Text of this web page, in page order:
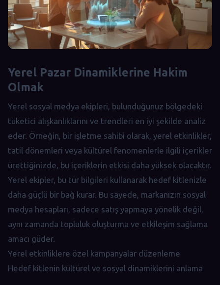
Yerel Pazar Dinamiklerine Hakim
Olmak
Yerel sosyal medya ekipleri, bulunduğunuz bölgedeki
tüketici alışkanlıklarını ve trendleri en iyi şekilde analiz
eder. Örneğin, bir işletme sahibi olarak, yerel etkinlikler,
tatil dönemleri veya kültürel fenomenlerle ilgili içerikler
ürettiğinizde, bu içeriklerin etkisi daha yüksek olacaktır.
Yerel ekipler, bu tür bilgileri kullanarak hedef kitlenizle
daha güçlü bir bağ kurar. Bu sayede, markanızın sosyal
medya hesapları, sadece satış yapmaya yönelik değil,
aynı zamanda topluluk oluşturma ve etkileşim sağlama
amacı güder.
Yerel etkinliklere özel kampanyalar düzenleme
Hedef kitlenin kültürel ve sosyal dinamiklerini anlama